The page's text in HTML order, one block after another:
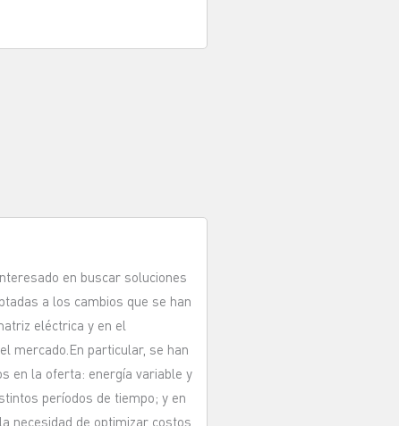
en buscar soluciones
a los cambios que se han
eléctrica y en el
mercado.En particular, se han
en la oferta: energía variable y
períodos de tiempo; y en
necesidad de optimizar costos